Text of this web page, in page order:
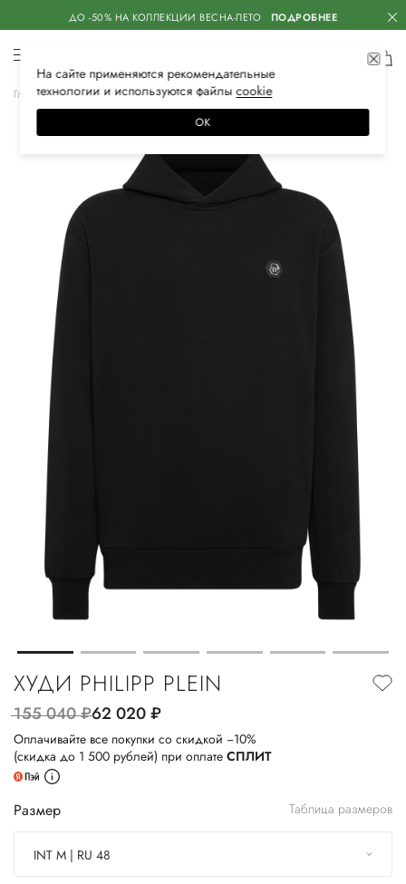
ДО -50% НА КОЛЛЕКЦИИ ВЕСНА-ЛЕТО ПОДРОБНЕЕ
Главная Мужская Одежда Толстовки Худи
ХУДИ PHILIPP PLEIN
155 040руб.62 020руб.
Оплачивайте все покупки со скидкой −10%
(скидка до 1 500 рублей) при оплате СПЛИТ
Размер Таблица размеров
INT M | RU 48
На сайте применяются рекомендательные
технологии и используются файлысооkiе
ОК